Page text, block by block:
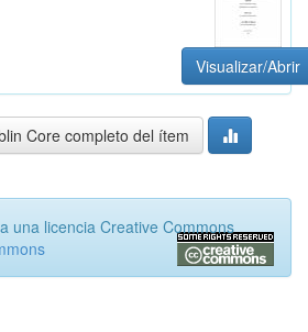
Visualizar/Abrir
Core completo del ítem
una licencia Creative Commons